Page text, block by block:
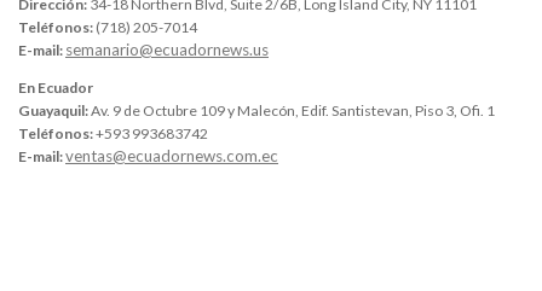
Dirección: 34-18 Northern Blvd, Suite 2/6B, Long Island City, NY 11101
Teléfonos: (718) 205-7014
E-mail: semanario@ecuadornews.us
En Ecuador
Guayaquil:Av. 9 de Octubre 109 y Malecón, Edif. Santistevan, Piso 3, Ofi. 1
Teléfonos:+593 993683742
E-mail:ventas@ecuadornews.com.ec